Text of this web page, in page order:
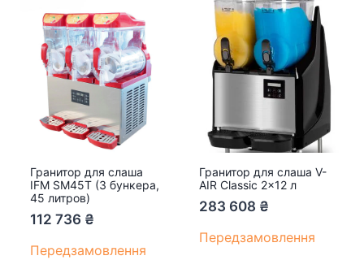
Гранитор для слаша
IFM SM45T (3 бункера,
45 литров)
112 736 ₴
Передзамовлення
Гранитор для слаша V-
AIR Classic 2×12 л
283 608 ₴
Передзамовлення